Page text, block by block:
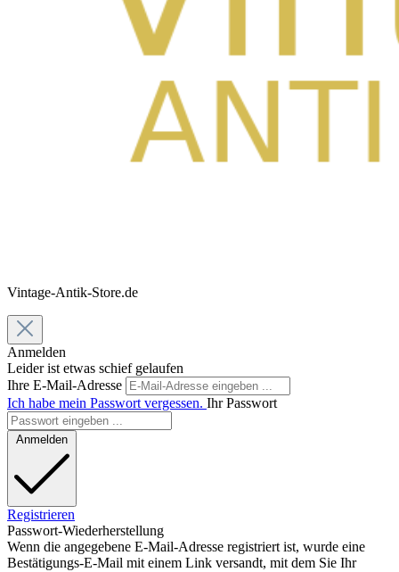
Vintage-Antik-Store.de
Anmelden
Leider ist etwas schief gelaufen
Ihre E-Mail-Adresse
Ich habe mein Passwort vergessen. Ihr Passwort
Anmelden
Registrieren
Passwort-Wiederherstellung
Wenn die angegebene E-Mail-Adresse registriert ist, wurde eine
Bestätigungs-E-Mail mit einem Link versandt, mit dem Sie Ihr